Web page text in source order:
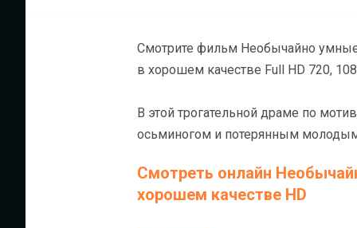
Смотрите фильм Необычайно
в хорошем качестве Full HD 720,
В этой трогательной драме по
осьминогом и потерянным
Смотреть онлайн
хорошем качестве HD